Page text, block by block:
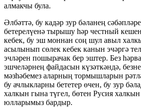
алмакчы була.
Әлбәттә, бу кадәр зур бәланең
бетерелүенә тырышу һәр честный
кебек, бу эш моннан соң шул авыл
асылынып сөлек кебек канын эчәргә
эчләрен пошырачак бер эштер. Без
эшчеләрнең файдасын күзәткәндә,
мәзһәбемез аларның тормышларын
бу ачлыкларны бететер өчен, бу зур
халкын гына түгел, бөтен Русия
юлларымыз бардыр.